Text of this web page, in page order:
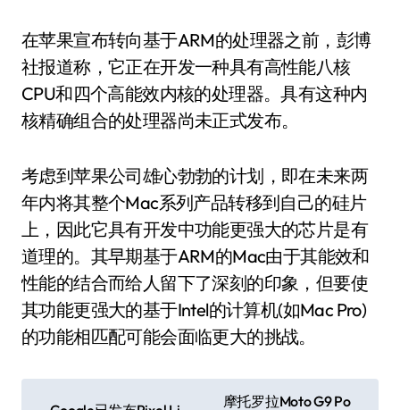
在苹果宣布转向基于ARM的处理器之前，彭博
社报道称，它正在开发一种具有高性能八核
CPU和四个高能效内核的处理器。具有这种内
核精确组合的处理器尚未正式发布。
考虑到苹果公司雄心勃勃的计划，即在未来两
年内将其整个Mac系列产品转移到自己的硅片
上，因此它具有开发中功能更强大的芯片是有
道理的。其早期基于ARM的Mac由于其能效和
性能的结合而给人留下了深刻的印象，但要使
其功能更强大的基于Intel的计算机(如Mac Pro)
的功能相匹配可能会面临更大的挑战。
摩托罗拉Moto G9 Po